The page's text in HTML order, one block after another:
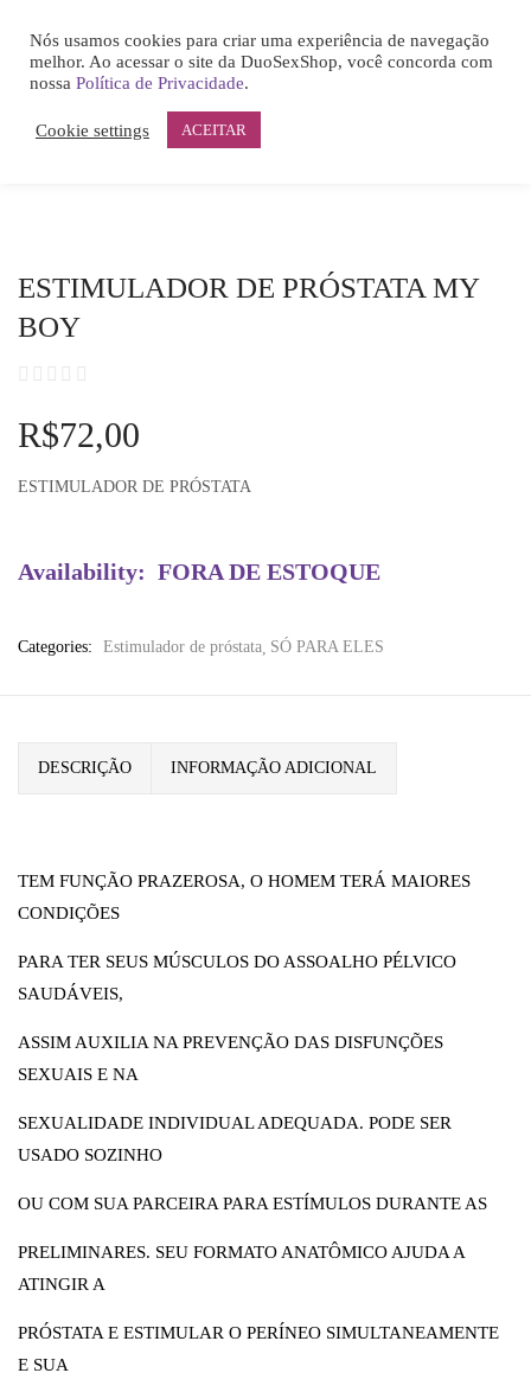
HOME
LOGIN
ESTIMULADOR DE PRÓSTATA MY
BOY
R$72,00
ESTIMULADOR DE PRÓSTATA
Availability: FORA DE ESTOQUE
Categories: Estimulador de próstata SÓ PARA ELES
DESCRIÇÃO INFORMAÇÃO ADICIONAL
TEM FUNÇÃO PRAZEROSA, O HOMEM TERÁ MAIORES
CONDIÇÕES
PARA TER SEUS MÚSCULOS DO ASSOALHO PÉLVICO
SAUDÁVEIS,
ASSIM AUXILIA NA PREVENÇÃO DAS DISFUNÇÕES
SEXUAIS E NA
SEXUALIDADE INDIVIDUAL ADEQUADA. PODE SER
USADO SOZINHO
OU COM SUA PARCEIRA PARA ESTÍMULOS DURANTE AS
PRELIMINARES. SEU FORMATO ANATÔMICO AJUDA A
ATINGIR A
PRÓSTATA E ESTIMULAR O PERÍNEO SIMULTANEAMENTE
E SUA
Nós usamos cookies para criar uma experiência de navegação
melhor. Ao acessar o site da DuoSexShop, você concorda com
nossa Política de Privacidade.
Cookie settings ACEITAR